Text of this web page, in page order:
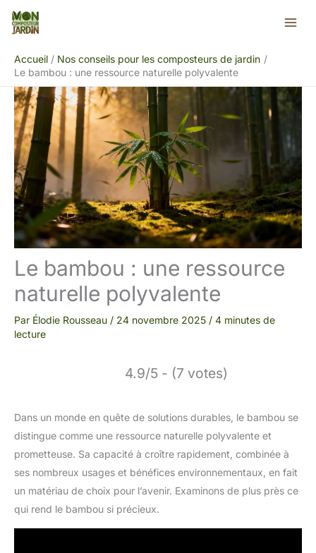
Aller
Accueil
Nos conseils pour les composteurs de jardin
Le bambou : une ressource naturelle polyvalente
Le bambou : une ressource
naturelle polyvalente
Par Élodie Rousseau / 24 novembre 2025 / 4 minutes de
lecture
4.9/5 - (7 votes)
Dans un monde en quête de solutions durables, le bambou se
distingue comme une ressource naturelle polyvalente et
prometteuse. Sa capacité à croître rapidement, combinée à
ses nombreux usages et bénéfices environnementaux, en fait
un matériau de choix pour l’avenir. Examinons de plus près ce
qui rend le bambou si précieux.
Rechercher